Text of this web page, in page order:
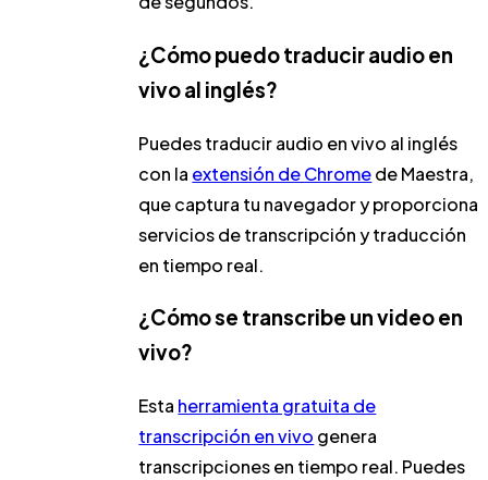
¿Cómo puedo traducir audio en
vivo al inglés?
Puedes traducir audio en vivo al inglés
con la extensión de Chromede Maestra,
que captura tu navegador y proporciona
servicios de transcripción y traducción
en tiempo real.
¿Cómo se transcribe un video en
vivo?
Esta herramienta gratuita de
transcripción en vivo genera
transcripciones en tiempo real. Puedes